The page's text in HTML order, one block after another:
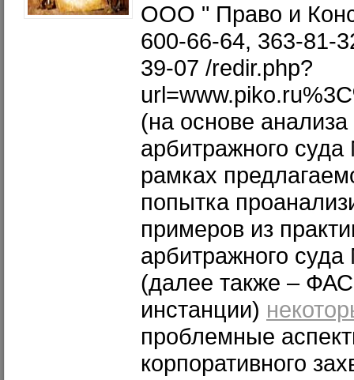
ООО " Право и
600-66-64, 363-81-
39-07 /redir.php?
(на основе
арбитражного суда
рамках
попытка
примеров из
арбитражного суда
(далее также –
инстанции)
проблемные
корпоративного